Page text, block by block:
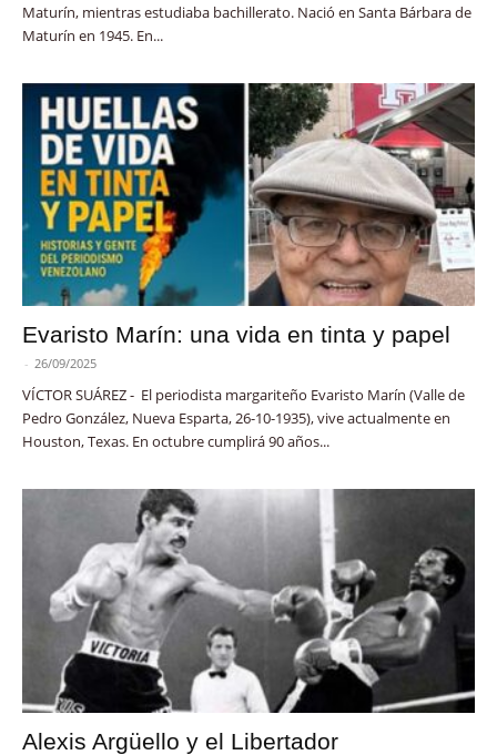
Maturín, mientras estudiaba bachillerato. Nació en Santa Bárbara de
Maturín en 1945. En...
Evaristo Marín: una vida en tinta y papel
- 26/09/2025
VÍCTOR SUÁREZ - El periodista margariteño Evaristo Marín (Valle de
Pedro González, Nueva Esparta, 26-10-1935), vive actualmente en
Houston, Texas. En octubre cumplirá 90 años...
Alexis Argüello y el Libertador